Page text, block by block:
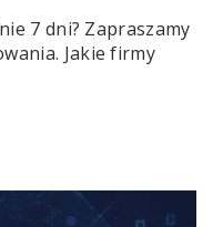
7 dni? Zapraszamy
Jakie firmy